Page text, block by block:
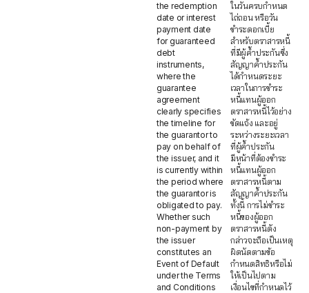
the redemption
date or interest
payment date
for guaranteed
debt
instruments,
where the
guarantee
agreement
clearly specifies
the timeline for
the guarantor to
pay on behalf of
the issuer, and it
is currently within
the period where
the guarantor is
obligated to pay.
Whether such
non-payment by
the issuer
constitutes an
Event of Default
under the Terms
and Conditions
ในวันครบกำหนด
ไถ่ถอน หรือวัน
ชำระดอกเบี้ย
สำหรับตราสารหนี้
ที่มีผู้ค้ำประกันซึ่ง
สัญญาค้ำประกัน
ได้กำหนดระยะ
เวลาในการชำระ
หนี้แทนผู้ออก
ตราสารหนี้ไว้อย่าง
ชัดแจ้ง และอยู่
ระหว่างระยะเวลา
ที่ผู้ค้ำประกัน
มีหน้าที่ต้องชำระ
หนี้แทนผู้ออก
ตราสารหนี้ตาม
สัญญาค้ำประกัน
ทั้งนี้ การไม่ชำระ
หนี้ของผู้ออก
ตราสารหนี้ดัง
กล่าวจะถือเป็นเหตุ
ผิดนัดตามข้อ
กำหนดสิทธิหรือไม่
ให้เป็นไปตาม
เงื่อนไขที่กำหนดไว้